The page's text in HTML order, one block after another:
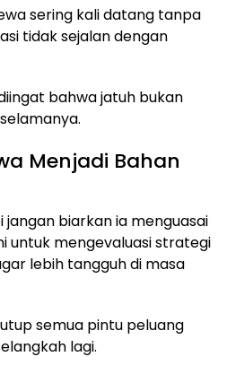
sering kali datang tanpa
tidak sejalan dengan
bahwa jatuh bukan
Menjadi Bahan
jangan biarkan ia menguasai
untuk mengevaluasi strategi
lebih tangguh di masa
semua pintu peluang
lagi.